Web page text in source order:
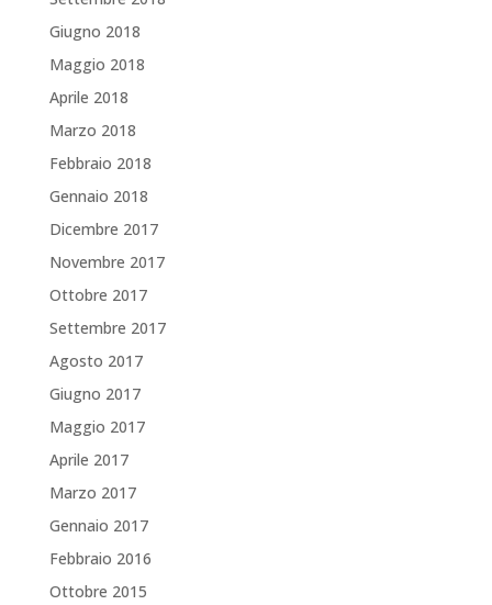
Giugno 2018
Maggio 2018
Aprile 2018
Marzo 2018
Febbraio 2018
Gennaio 2018
Dicembre 2017
Novembre 2017
Ottobre 2017
Settembre 2017
Agosto 2017
Giugno 2017
Maggio 2017
Aprile 2017
Marzo 2017
Gennaio 2017
Febbraio 2016
Ottobre 2015